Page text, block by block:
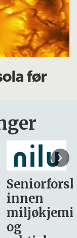
før
søker
– fast